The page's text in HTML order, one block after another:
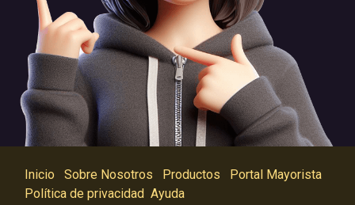
Inicio Sobre Nosotros Productos
Portal Mayorista
Política de privacidad Ayuda